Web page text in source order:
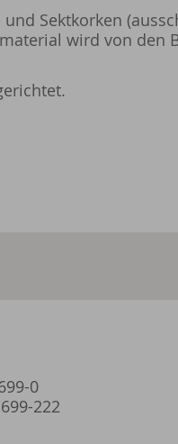
Sektkorken
wird von den
0
222